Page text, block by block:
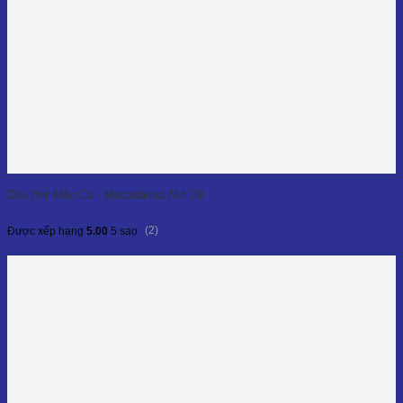
Dầu Hạt Mắc Ca - Macadamia Nut Oil
Được xếp hạng 5.00 5 sao (2)